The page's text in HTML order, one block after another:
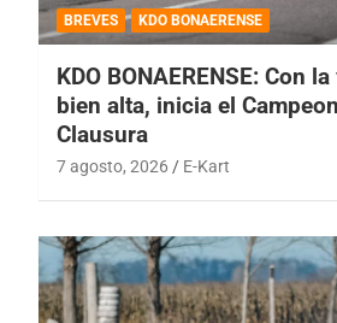
BREVES KDO BONAERENSE
KDO BONAERENSE: Con
bien alta, inicia el
Clausura
7 agosto, 2026 E-Kart